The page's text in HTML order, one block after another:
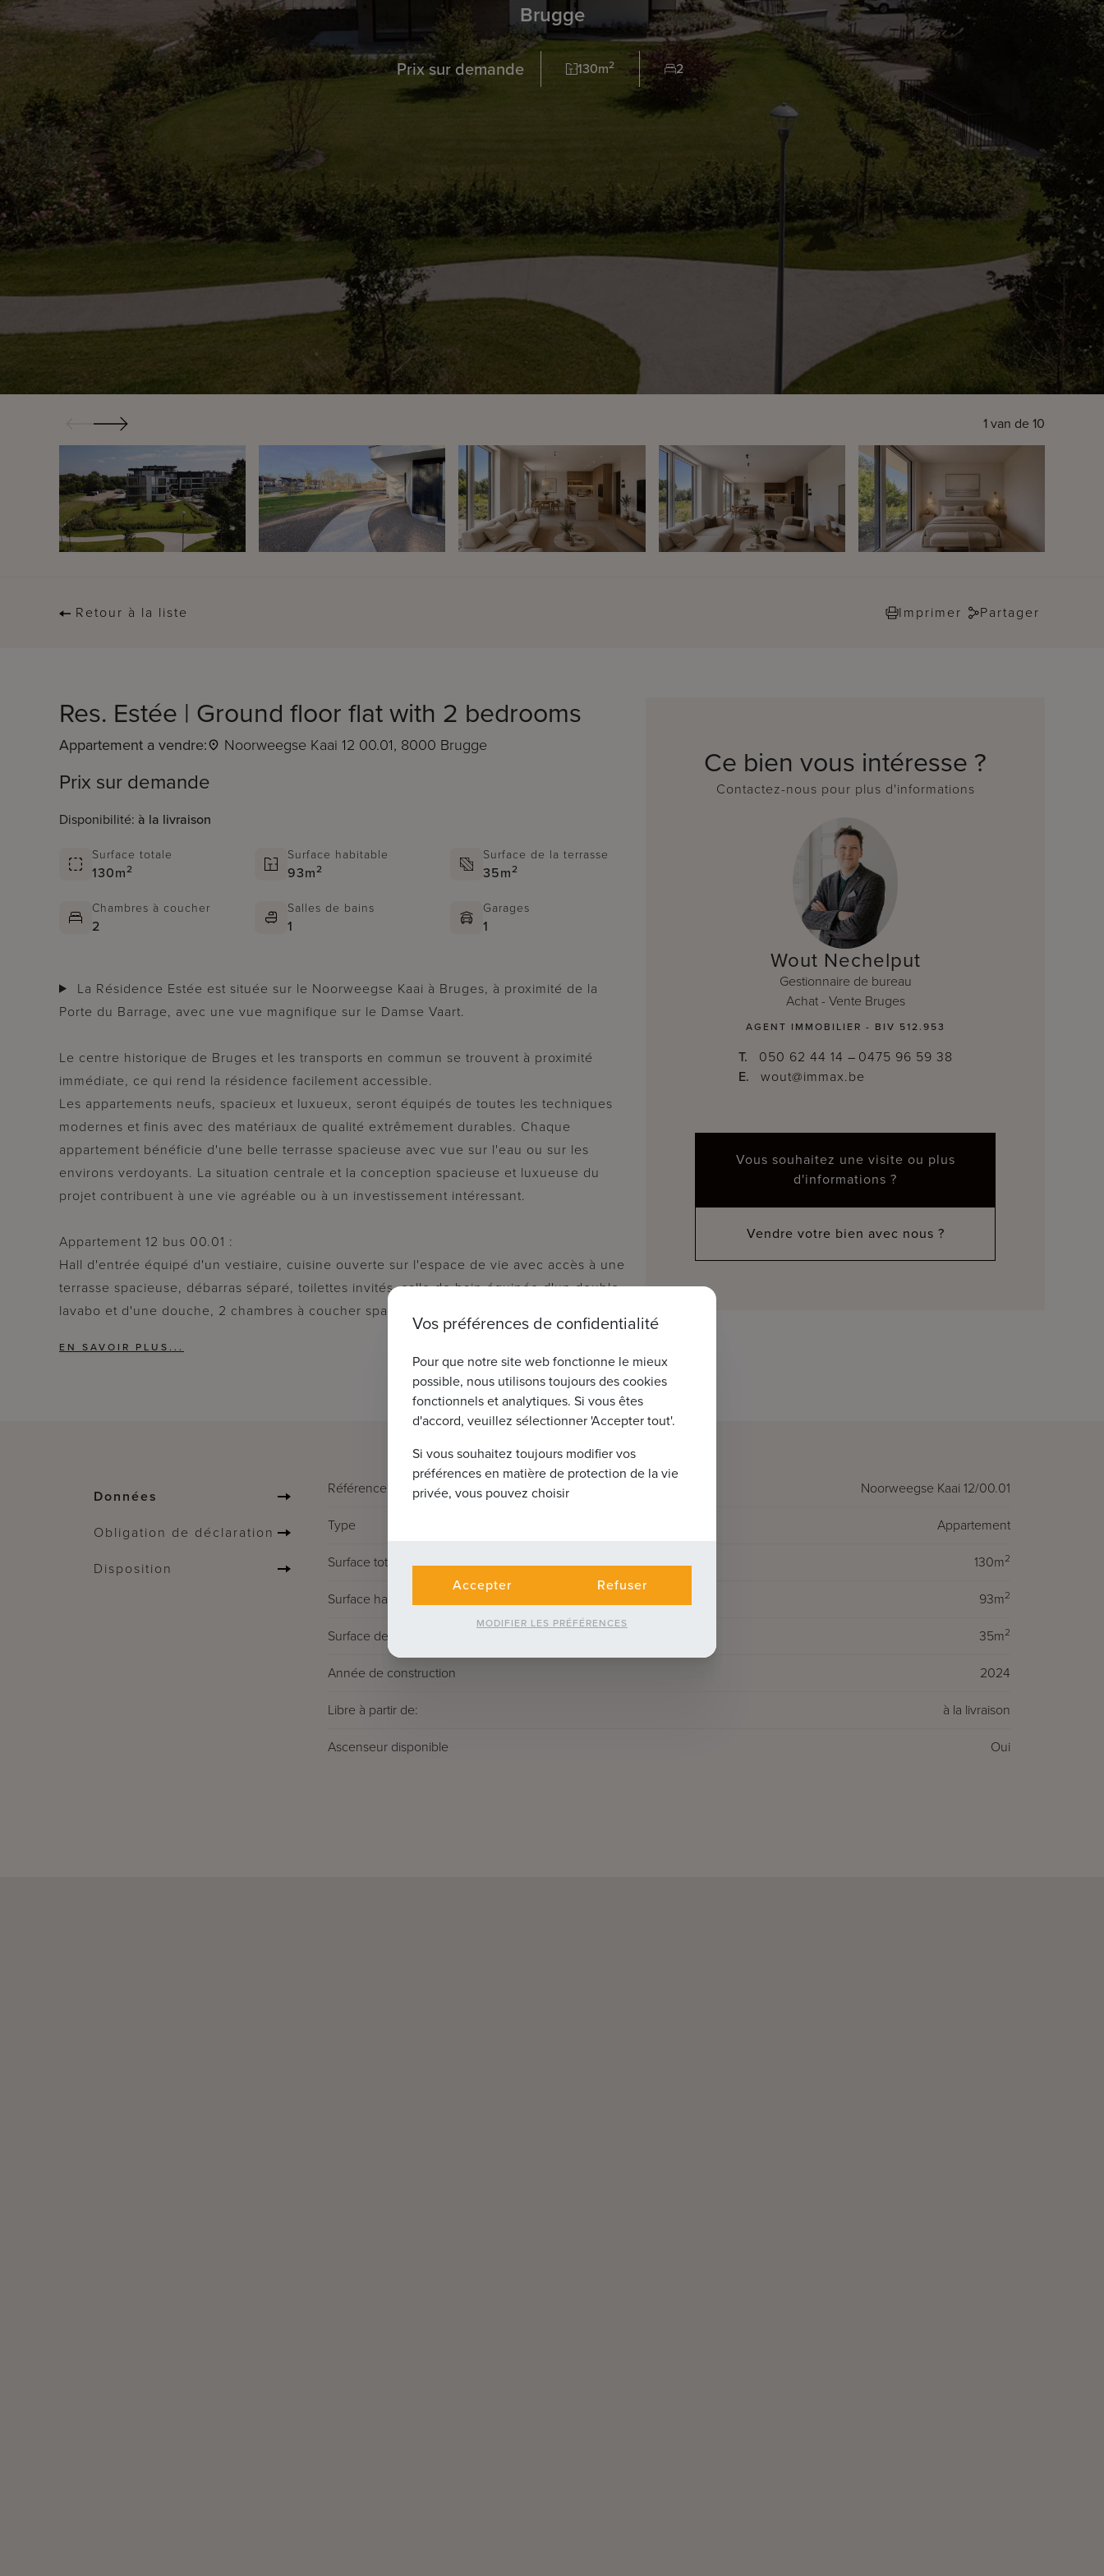
Brugge
Prix sur demande 130m2 2
1 van de10
Retour à la liste Imprimer Partager
Res. Estée | Ground floor flat with 2 bedrooms
Appartement a vendre: Noorweegse Kaai 12 00.01, 8000 Brugge
Prix sur demande
Disponibilité: à la livraison
Surface totale
130m2
Surface habitable
93m2
Surface de la terrasse
35m2
Chambres à coucher
2
Salles de bains
1
Garages
1
Porte du Barrage, avec une vue magnifique sur le Damse Vaart.
Le centre historique de Bruges et les transports en commun se trouvent à proximité
immédiate, ce qui rend la résidence facilement accessible.
Les appartements neufs, spacieux et luxueux, seront équipés de toutes les techniques
modernes et finis avec des matériaux de qualité extrêmement durables. Chaque
appartement bénéficie d'une belle terrasse spacieuse avec vue sur l'eau ou sur les
environs verdoyants. La situation centrale et la conception spacieuse et luxueuse du
projet contribuent à une vie agréable ou à un investissement intéressant.
Appartement 12 bus 00.01 :
Hall d'entrée équipé d'un vestiaire, cuisine ouverte sur l'espace de vie avec accès à une
terrasse spacieuse, débarras séparé, toilettes invités, salle de bain équipée d'un double
lavabo et d'une douche, 2 chambres à coucher spacieuses dont 1 avec terrasse.
Ce bien vous intéresse ?
Contactez-nous pour plus d'informations
Wout Nechelput
Gestionnaire de bureau
Achat - Vente Bruges
AGENT IMMOBILIER - BIV 512.953
T. 050 62 44 14 – 0475 96 59 38
E.
wout@immax.be
Vous souhaitez une visite ou plus
d'informations ?
Vendre votre bien avec nous ?
Données
Obligation de déclaration
Disposition
Référence
Noorweegse Kaai 12/00.01
Type
Appartement
Surface totale
130m2
Surface habitable 93m2
Surface de la terrasse 35m2
Année de construction
2024
Libre à partir de:
à la livraison
Ascenseur disponible
Oui
Vos préférences de confidentialité
Pour que notre site web fonctionne le mieux
possible, nous utilisons toujours des cookies
fonctionnels et analytiques. Si vous êtes
d'accord, veuillez sélectionner 'Accepter tout'.
Si vous souhaitez toujours modifier vos
préférences en matière de protection de la vie
privée, vous pouvez choisir
Accepter Refuser
MODIFIER LES PRÉFÉRENCES